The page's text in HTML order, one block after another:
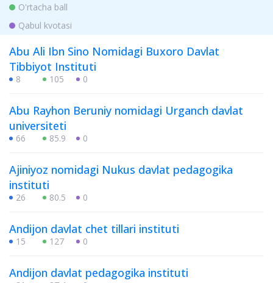
O'rtacha ball
Qabul kvotasi
Abu Ali Ibn Sino Nomidagi Buxoro Davlat
Tibbiyot Instituti
8 105 0
Abu Rayhon Beruniy nomidagi Urganch davlat
universiteti
66 85.9 0
Ajiniyoz nomidagi Nukus davlat pedagogika
instituti
26 80.5 0
Andijon davlat chet tillari instituti
15 127 0
Andijon davlat pedagogika instituti